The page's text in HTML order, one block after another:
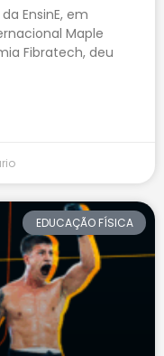
EnsinE, em
Maple
Fibratech, deu
EDUCAÇÃO FÍSICA